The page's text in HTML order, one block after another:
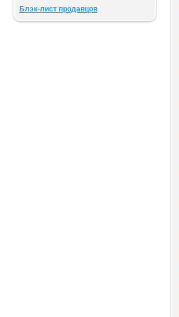
Блэк-лист продавцов